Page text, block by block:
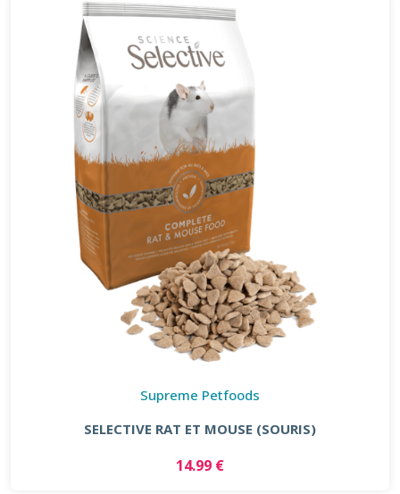
Supreme Petfoods
SELECTIVE RAT ET MOUSE (SOURIS)
14.99 €